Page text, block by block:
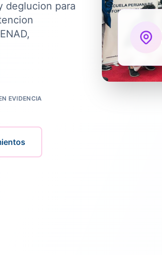
deglucion para
EVIDENCIA